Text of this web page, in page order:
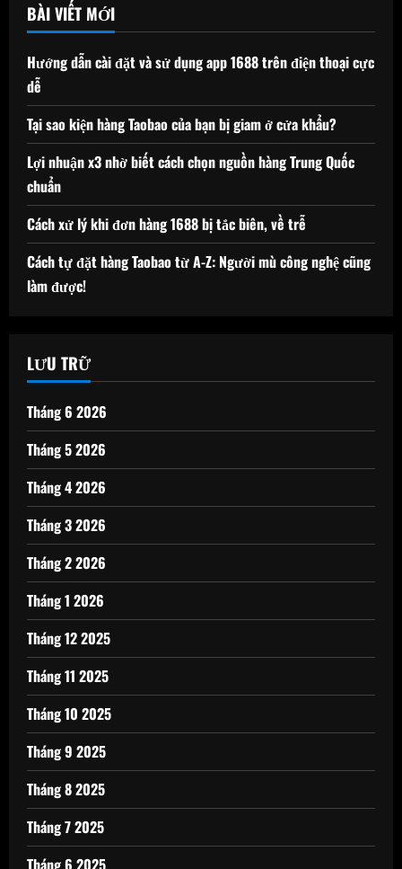
BÀI VIẾT MỚI
Hướng dẫn cài đặt và sử dụng app 1688 trên điện thoại cực
dễ
Tại sao kiện hàng Taobao của bạn bị giam ở cửa khẩu?
Lợi nhuận x3 nhờ biết cách chọn nguồn hàng Trung Quốc
chuẩn
Cách xử lý khi đơn hàng 1688 bị tắc biên, về trễ
Cách tự đặt hàng Taobao từ A-Z: Người mù công nghệ cũng
làm được!
LƯU TRỮ
Tháng 6 2026
Tháng 5 2026
Tháng 4 2026
Tháng 3 2026
Tháng 2 2026
Tháng 1 2026
Tháng 12 2025
Tháng 11 2025
Tháng 10 2025
Tháng 9 2025
Tháng 8 2025
Tháng 7 2025
Tháng 6 2025